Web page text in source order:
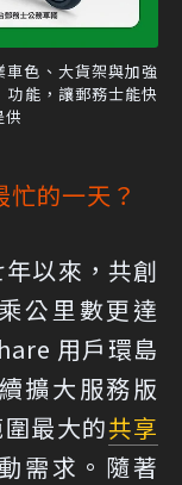
色、大貨架與加強
能，讓郵務士能快
的一天？
以來，共創
公里數更達
用戶環島
擴大服務版
最大的共享
需求。隨著